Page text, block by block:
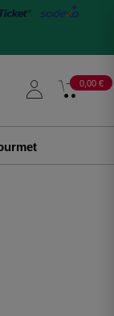
0,00 €